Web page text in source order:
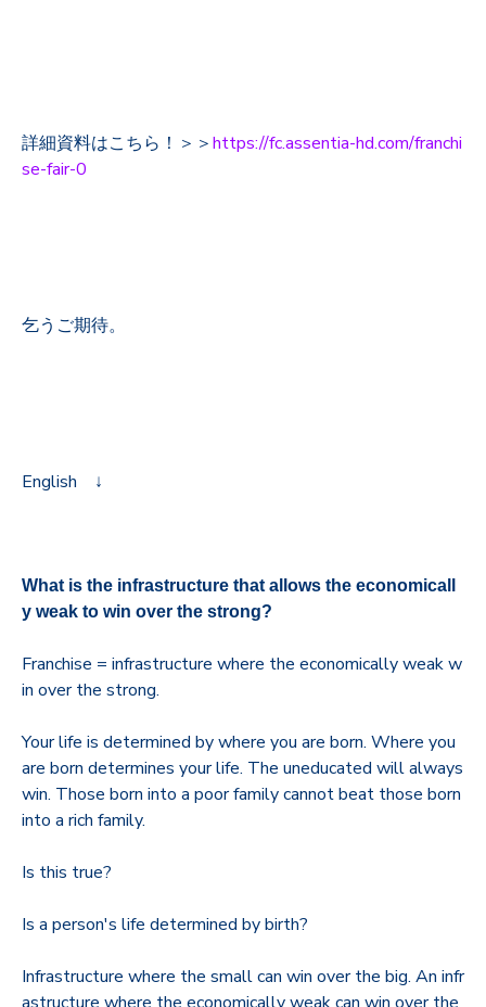
詳細資料はこちら！＞＞https://fc.assentia-hd.com/franchi
se-fair-0
乞うご期待。
English ↓
What is the infrastructure that allows the economicall
y weak to win over the strong?
Franchise = infrastructure where the economically weak w
in over the strong.
Your life is determined by where you are born. Where you
are born determines your life. The uneducated will always
win. Those born into a poor family cannot beat those born
into a rich family.
Is this true?
Is a person's life determined by birth?
Infrastructure where the small can win over the big. An infr